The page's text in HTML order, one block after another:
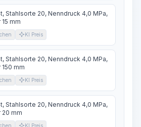
Stahlsorte 20, Nenndruck 4,0 MPa,
mm
KI Preis
Stahlsorte 20, Nenndruck 4,0 MPa,
mm
KI Preis
Stahlsorte 20, Nenndruck 4,0 MPa,
mm
KI Preis